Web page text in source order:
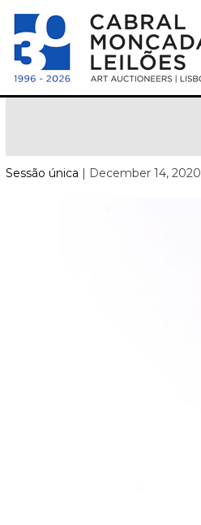
Sessão única | December 14, 2020